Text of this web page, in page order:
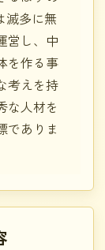
滅多に無
営し、中
を作る事
考えを持
な人材を
でありま